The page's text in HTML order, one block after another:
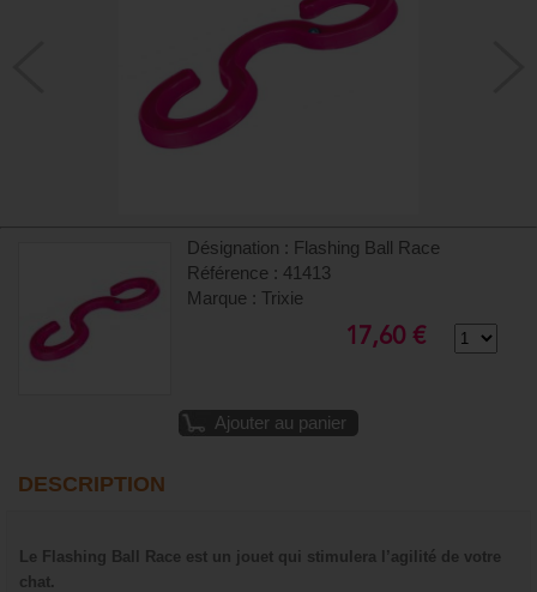
Désignation : Flashing Ball Race
Référence : 41413
Marque : Trixie
17,60 €
Ajouter au panier
DESCRIPTION
Le Flashing Ball Race est un jouet qui stimulera l’agilité de votre
chat.